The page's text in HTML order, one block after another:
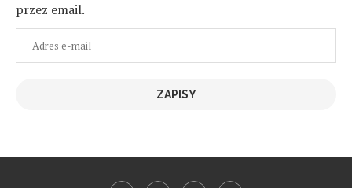
przez email.
Adres
ZAPISY